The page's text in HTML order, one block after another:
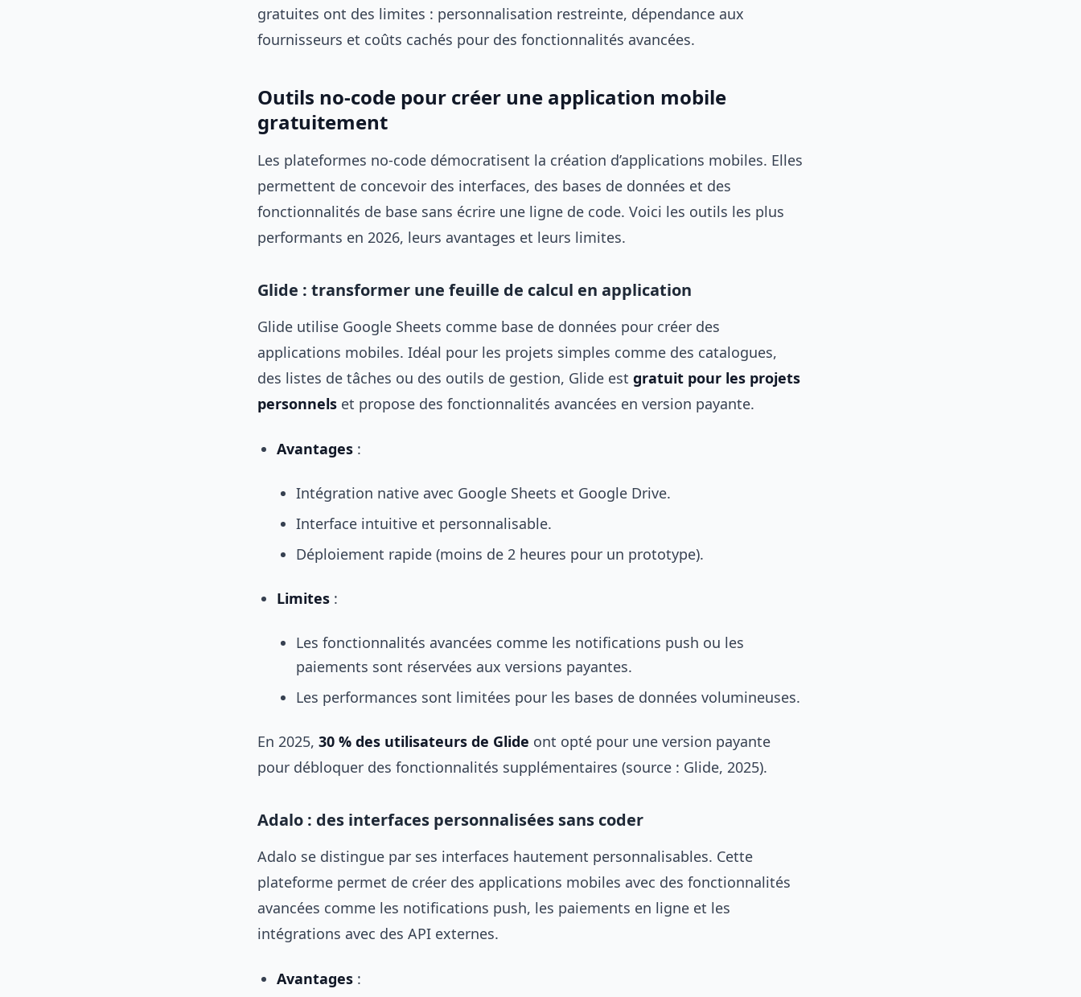
gratuites ont des limites : personnalisation restreinte, dépendance aux
fournisseurs et coûts cachés pour des fonctionnalités avancées.
Outils no-code pour créer une application mobile
gratuitement
Les plateformes no-code démocratisent la création d’applications mobiles. Elles
permettent de concevoir des interfaces, des bases de données et des
fonctionnalités de base sans écrire une ligne de code. Voici les outils les plus
performants en 2026, leurs avantages et leurs limites.
Glide : transformer une feuille de calcul en application
Glide utilise Google Sheets comme base de données pour créer des
applications mobiles. Idéal pour les projets simples comme des catalogues,
des listes de tâches ou des outils de gestion, Glide est gratuit pour les projets
personnels et propose des fonctionnalités avancées en version payante.
Avantages :
Intégration native avec Google Sheets et Google Drive.
Interface intuitive et personnalisable.
Déploiement rapide (moins de 2 heures pour un prototype).
Limites :
Les fonctionnalités avancées comme les notifications push ou les
paiements sont réservées aux versions payantes.
Les performances sont limitées pour les bases de données volumineuses.
En 2025, 30 % des utilisateurs de Glide ont opté pour une version payante
pour débloquer des fonctionnalités supplémentaires (source : Glide, 2025).
Adalo : des interfaces personnalisées sans coder
Adalo se distingue par ses interfaces hautement personnalisables. Cette
plateforme permet de créer des applications mobiles avec des fonctionnalités
avancées comme les notifications push, les paiements en ligne et les
intégrations avec des API externes.
Avantages :